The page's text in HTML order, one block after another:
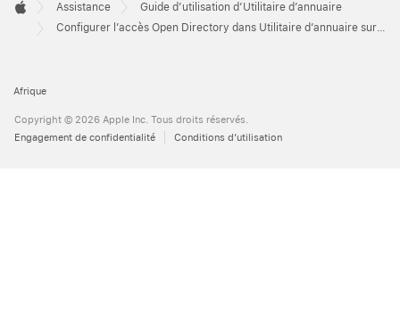

Apple
Assistance
Guide d’utilisation d’Utilitaire d’annuaire
Configurer l’accès Open Directory dans Utilitaire d’annuaire sur Mac
Afrique
Copyright © 2026 Apple Inc. Tous droits réservés.
Engagement de confidentialité
Conditions d’utilisation